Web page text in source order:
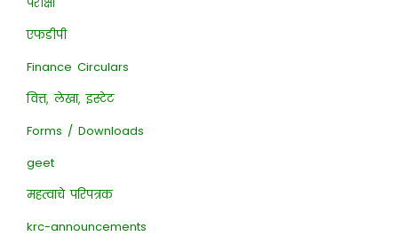
एफडीपी
Finance Circulars
वित्त, लेखा, इस्टेट
Forms / Downloads
geet
महत्वाचे परिपत्रक
krc-announcements